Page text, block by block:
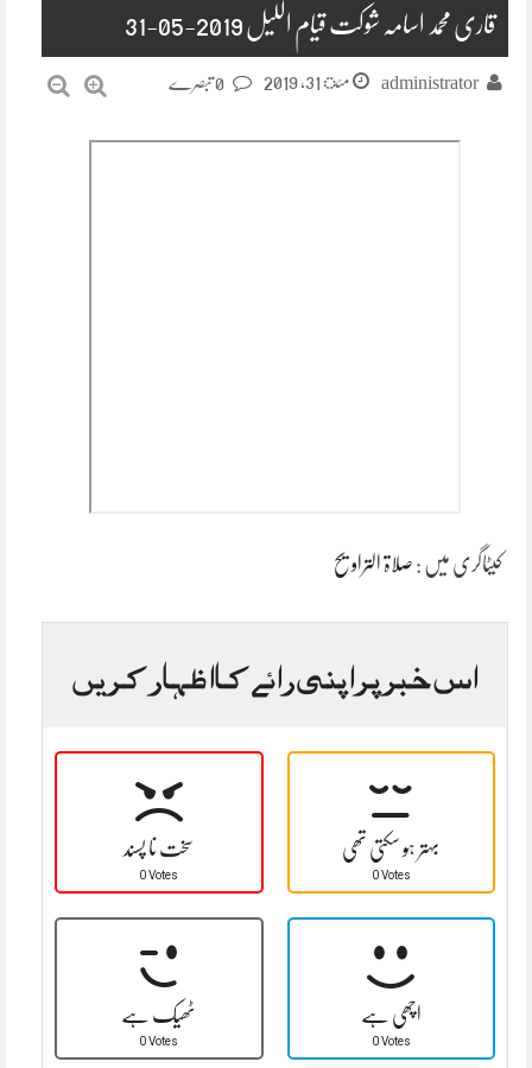
قاری محمد اسامہ شوکت قیام اللیل 2019-05-31
administrator مئ 31, 2019
کیٹاگری میں : صلاۃ التراویح
اس خبر پر اپنی رائے کا اظہار کریں
سخت نا پسند
0 Votes
بہتر ہو سکتی تھی
0 Votes
ٹھیک ہے
0 Votes
اچھی ہے
0 Votes